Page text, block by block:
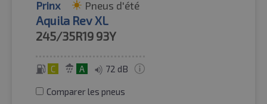
Prinx Pneus d'été
Aquila Rev XL
245/35R19 93Y
C A 72 dB
Comparer les pneus